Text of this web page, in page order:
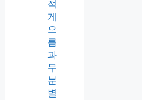
적
게
으
름
과
무
분
별